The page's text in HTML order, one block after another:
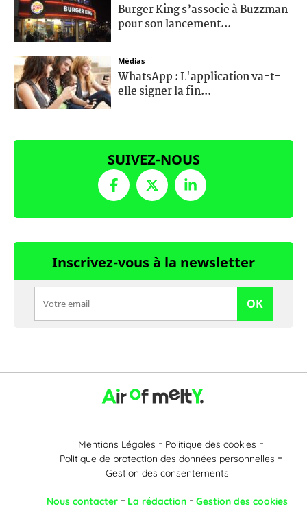
Burger King s’associe à Buzzman
pour son lancement...
Médias
WhatsApp : L'application va-t-
elle signer la fin...
SUIVEZ-NOUS
Inscrivez-vous à la newsletter
OK
Mentions Légales
Politique des cookies
Politique de protection des données personnelles
Gestion des consentements
Nous contacter La rédaction Gestion des cookies